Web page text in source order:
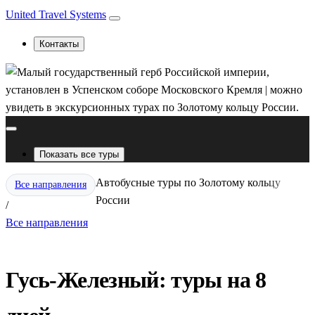
United Travel Systems
Контакты
Показать все туры
Все направления
/
Автобусные туры по Золотому кольцу
России
Все направления
Гусь-Железный: туры на 8